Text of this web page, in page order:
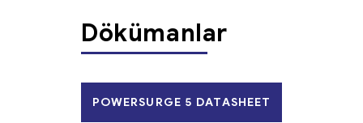
Dökümanlar
POWERSURGE 5 DATASHEET